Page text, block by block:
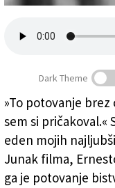
(ETTORE FERRARI,
Dark Theme
»To potovanje
sem si pričakoval.«
eden mojih
Junak filma,
ga je potovanje